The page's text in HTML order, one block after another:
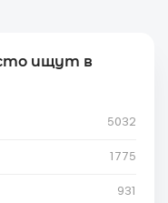
ищут в
5032
1775
931